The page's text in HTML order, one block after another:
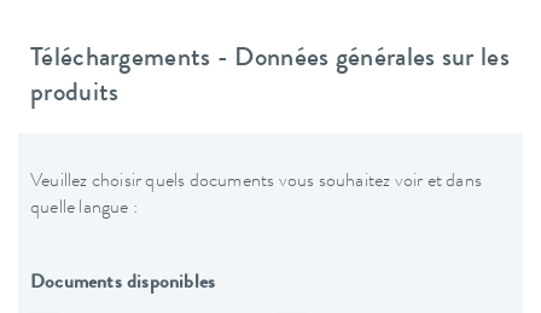
Téléchargements - Données générales sur les
produits
Veuillez choisir quels documents vous souhaitez voir et dans
quelle langue :
Documents disponibles